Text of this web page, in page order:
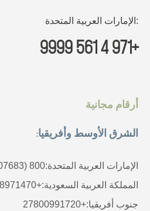
الوظائف
:الإمارات العربية المتحدة
+971 4 561 9999
أرقام مجانية
الشرق الأوسط وأفريقيا:
الإمارات العربية المتحدة:800 ROVE (8007683)
المملكة العربية السعودية:+9668008971470
جنوب أفريقيا:+27800991720